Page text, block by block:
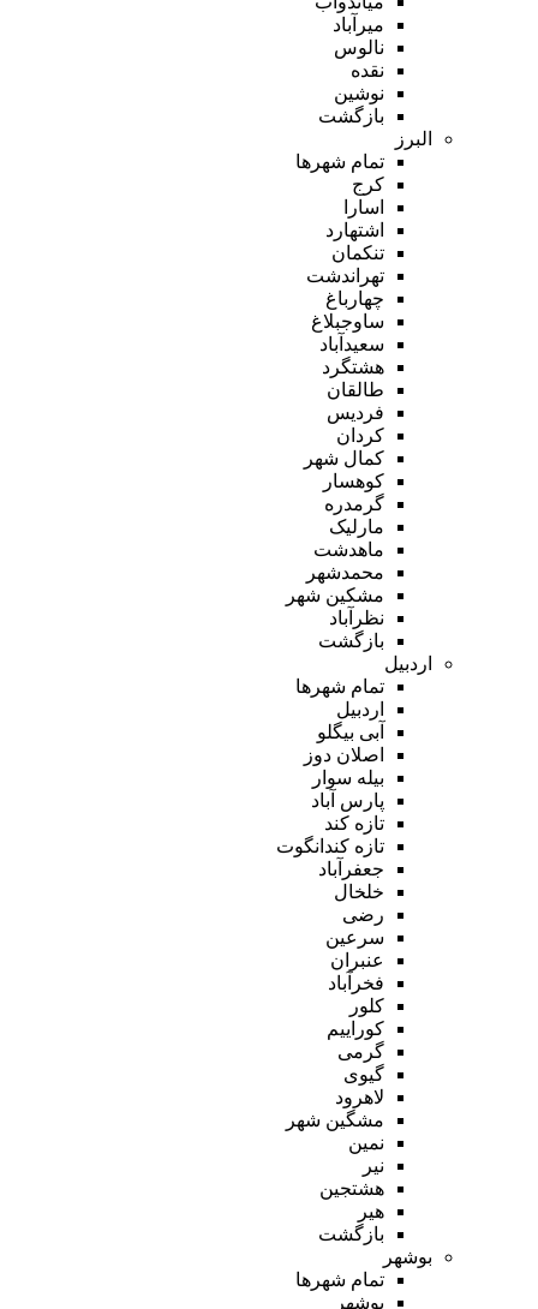
میرآباد
نالوس
نقده
نوشین
بازگشت
البرز
تمام شهر‌ها
کرج
اسارا
اشتهارد
تنکمان
تهراندشت
چهارباغ
ساوجبلاغ
سعیدآباد
هشتگرد
طالقان
فردیس
کردان
کمال شهر
کوهسار
گرمدره
مارلیک
ماهدشت
محمدشهر
مشکین شهر
نظرآباد
بازگشت
اردبیل
تمام شهر‌ها
اردبیل
آبی بیگلو
اصلان دوز
بیله سوار
پارس آباد
تازه کند
تازه کندانگوت
جعفرآباد
خلخال
رضی
سرعین
عنبران
فخرآباد
کلور
کوراییم
گرمی
گیوی
لاهرود
مشگین شهر
نمین
نیر
هشتجین
هیر
بازگشت
بوشهر
تمام شهر‌ها
بوشهر